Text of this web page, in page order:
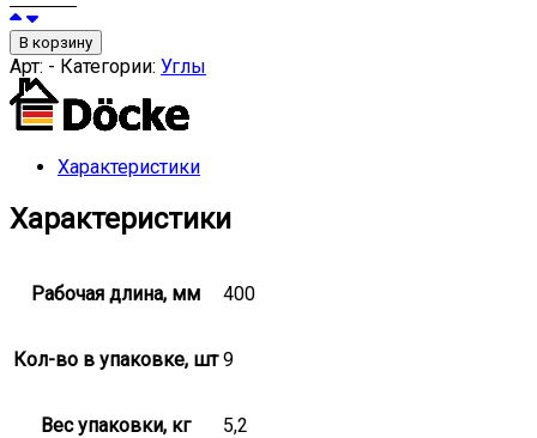
В корзину
Арт: - Категории: Углы
Характеристики
Характеристики
Рабочая длина, мм 400
Кол-во в упаковке, шт 9
Вес упаковки, кг
5,2